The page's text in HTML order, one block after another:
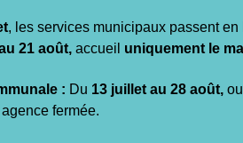
, les services municipaux passent en
21 août, accueil uniquement le
: Du 13 juillet au 28 août,
agence fermée.